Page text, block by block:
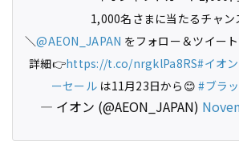
1,000名さまに当たるチャン
＼@AEON_JAPAN をフォロー＆ツイー
詳細👉https://t.co/nrgklPa8RS#イオ
ーセールは11月23日から😊#ブラ
— イオン (@AEON_JAPAN)